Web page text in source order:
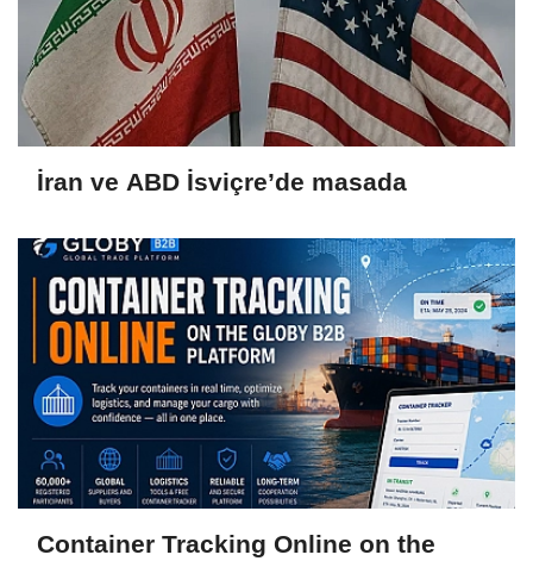
İran ve ABD İsviçre’de masada
Container Tracking Online on the